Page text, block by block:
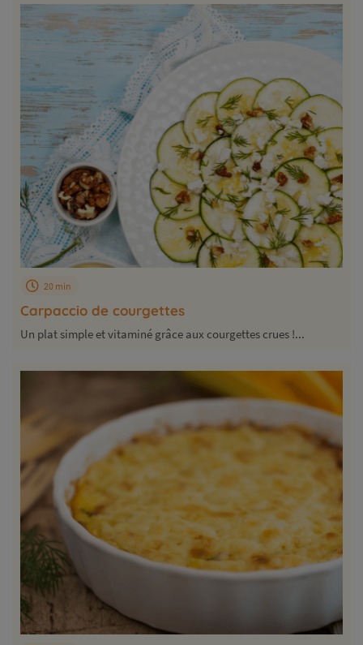
Carpaccio de courgettes
20 min
Un plat simple et vitaminé grâce aux courgettes crues !...